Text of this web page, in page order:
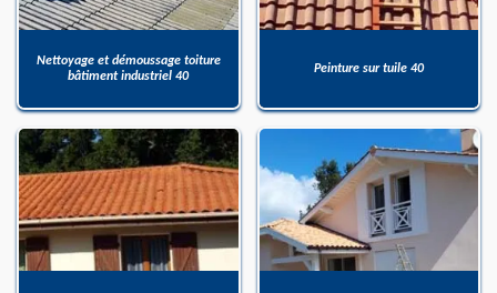
Nettoyage et démoussage toiture
bâtiment industriel 40
Peinture sur tuile 40